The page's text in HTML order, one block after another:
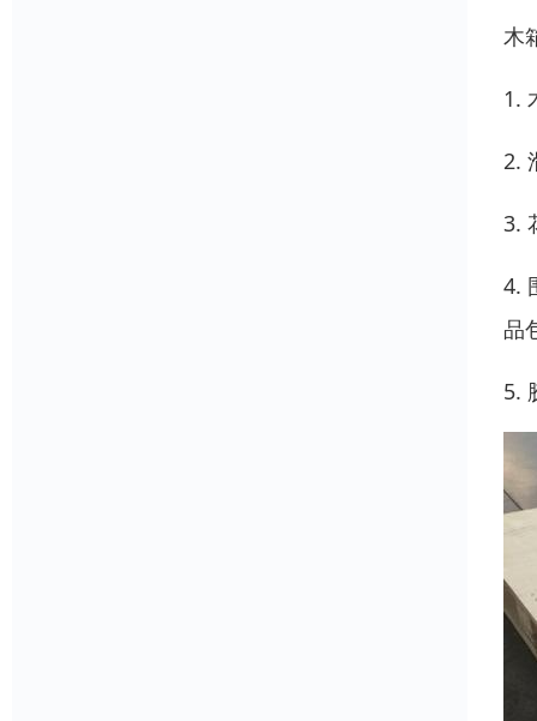
木
1.
2.
3.
4.
品
5.